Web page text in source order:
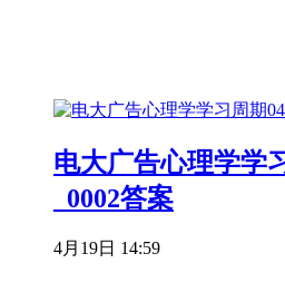
电大广告心理学学
_0002答案
4月19日 14:59